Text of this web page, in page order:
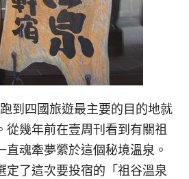
到四國旅遊最主要的目的地就
從幾年前在壹周刊看到有關祖
魂牽夢縈於這個秘境溫泉。
定了這次要投宿的「祖谷溫泉